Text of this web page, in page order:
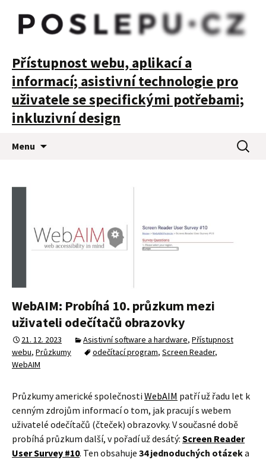
POSLEPU
Přístupnost webu, aplikací a
informací; asistivní technologie pro
uživatele se specifickými potřebami;
inkluzivní design
Menu
WebAIM: Probíhá 10. průzkum mezi
uživateli odečítačů obrazovky
21. 12. 2023 Asistivní software a hardware, Přístupnost
webu, Průzkumy odečítací program, Screen Reader,
WebAIM
Průzkumy americké společnosti WebAIM patří už řadu let k
cenným zdrojům informací o tom, jak pracují s webem
uživatelé odečítačů (čteček) obrazovky. V současné době
probíhá průzkum další, v pořadí už desátý: Screen Reader
User Survey #10. Ten obsahuje 34 jednoduchých otázeka